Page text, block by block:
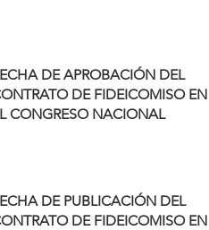
DE APROBACIÓN DEL
DE FIDEICOMISO EN
CONGRESO NACIONAL
DE PUBLICACIÓN DEL
DE FIDEICOMISO EN